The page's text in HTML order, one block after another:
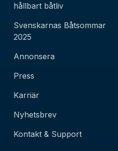
hållbart båtliv
Svenskarnas Båtsommar
2025
Annonsera
Press
Karriär
Nyhetsbrev
Kontakt & Support